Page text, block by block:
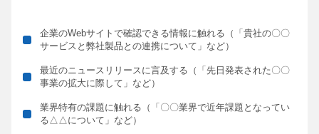
企業のWebサイトで確認できる情報に触れる（「貴社の〇〇
サービスと弊社製品との連携について」など）
最近のニュースリリースに言及する（「先日発表された〇〇
事業の拡大に際して」など）
業界特有の課題に触れる（「〇〇業界で近年課題となってい
る△△について」など）